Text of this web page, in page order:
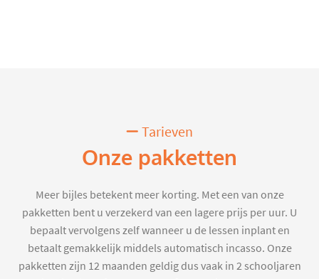
Tarieven
Onze pakketten
Meer bijles betekent meer korting. Met een van onze
pakketten bent u verzekerd van een lagere prijs per uur. U
bepaalt vervolgens zelf wanneer u de lessen inplant en
betaalt gemakkelijk middels automatisch incasso. Onze
pakketten zijn 12 maanden geldig dus vaak in 2 schooljaren